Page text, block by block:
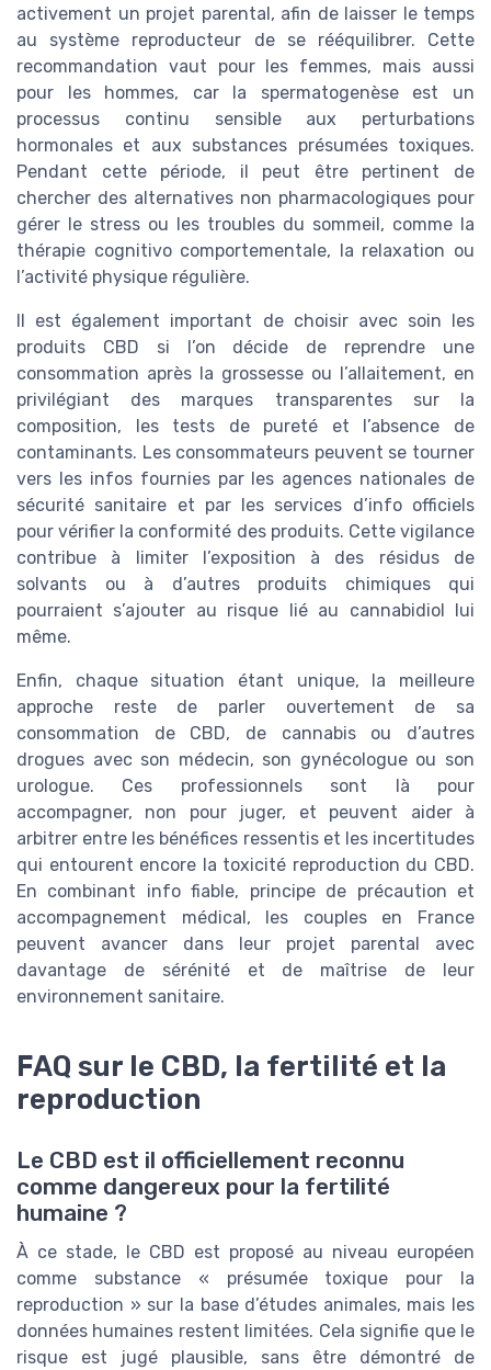
activement un projet parental, afin de laisser le temps
au système reproducteur de se rééquilibrer. Cette
recommandation vaut pour les femmes, mais aussi
pour les hommes, car la spermatogenèse est un
processus continu sensible aux perturbations
hormonales et aux substances présumées toxiques.
Pendant cette période, il peut être pertinent de
chercher des alternatives non pharmacologiques pour
gérer le stress ou les troubles du sommeil, comme la
thérapie cognitivo comportementale, la relaxation ou
l’activité physique régulière.
Il est également important de choisir avec soin les
produits CBD si l’on décide de reprendre une
consommation après la grossesse ou l’allaitement, en
privilégiant des marques transparentes sur la
composition, les tests de pureté et l’absence de
contaminants. Les consommateurs peuvent se tourner
vers les infos fournies par les agences nationales de
sécurité sanitaire et par les services d’info officiels
pour vérifier la conformité des produits. Cette vigilance
contribue à limiter l’exposition à des résidus de
solvants ou à d’autres produits chimiques qui
pourraient s’ajouter au risque lié au cannabidiol lui
même.
Enfin, chaque situation étant unique, la meilleure
approche reste de parler ouvertement de sa
consommation de CBD, de cannabis ou d’autres
drogues avec son médecin, son gynécologue ou son
urologue. Ces professionnels sont là pour
accompagner, non pour juger, et peuvent aider à
arbitrer entre les bénéfices ressentis et les incertitudes
qui entourent encore la toxicité reproduction du CBD.
En combinant info fiable, principe de précaution et
accompagnement médical, les couples en France
peuvent avancer dans leur projet parental avec
davantage de sérénité et de maîtrise de leur
environnement sanitaire.
FAQ sur le CBD, la fertilité et la
reproduction
Le CBD est il officiellement reconnu
comme dangereux pour la fertilité
humaine ?
À ce stade, le CBD est proposé au niveau européen
comme substance « présumée toxique pour la
reproduction » sur la base d’études animales, mais les
données humaines restent limitées. Cela signifie que le
risque est jugé plausible, sans être démontré de